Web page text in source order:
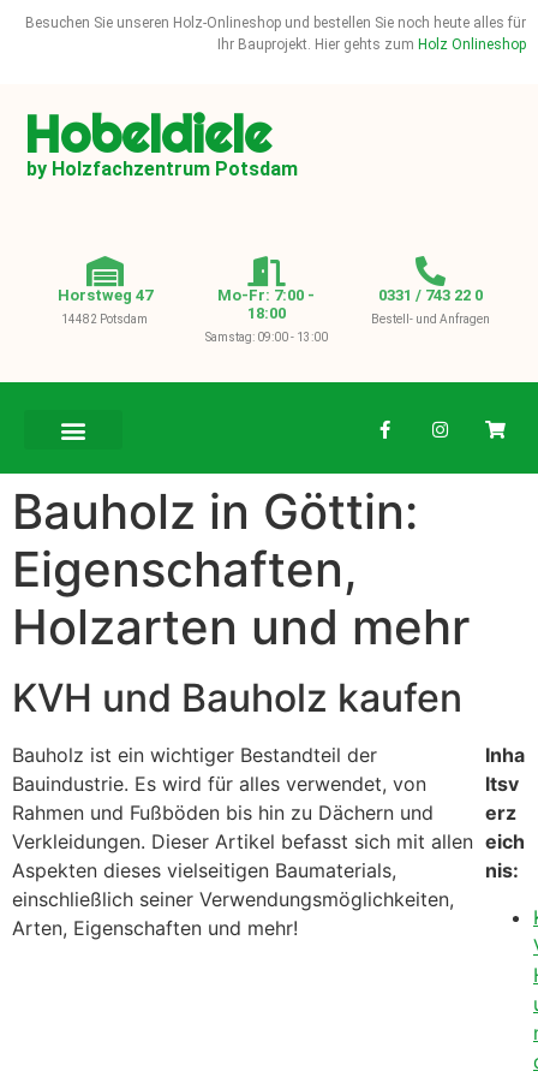
Besuchen Sie unseren Holz-Onlineshop und bestellen Sie noch heute alles für
Ihr Bauprojekt. Hier gehts zum Holz Onlineshop
Hobeldiele
by Holzfachzentrum Potsdam
Horstweg 47
14482 Potsdam
Mo-Fr: 7:00 -
18:00
Samstag: 09:00 - 13:00
0331 / 743 22 0
Bestell- und Anfragen
Bauholz in Göttin:
Eigenschaften,
Holzarten und mehr
KVH und Bauholz kaufen
Bauholz ist ein wichtiger Bestandteil der
Bauindustrie. Es wird für alles verwendet, von
Rahmen und Fußböden bis hin zu Dächern und
Verkleidungen. Dieser Artikel befasst sich mit allen
Aspekten dieses vielseitigen Baumaterials,
einschließlich seiner Verwendungsmöglichkeiten,
Arten, Eigenschaften und mehr!
Inha
ltsv
erz
eich
nis: